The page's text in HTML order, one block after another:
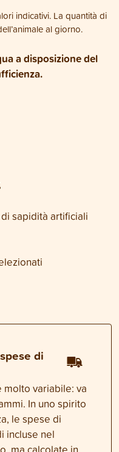
indicativi. La quantità di
al giorno.
a disposizione del
sapidità artificiali
di
variabile: va
In uno spirito
le spese di
incluse nel
ma calcolate in